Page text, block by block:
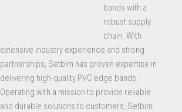
bands with a
robust supply
chain. With
extensive industry experience and strong
partnerships, Setbim has proven expertise in
delivering high-quality PVC edge bands.
Operating with a mission to provide reliable
and durable solutions to customers, Setbim